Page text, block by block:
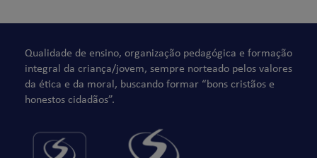
Qualidade de ensino, organização pedagógica e formação
integral da criança/jovem, sempre norteado pelos valores
da ética e da moral, buscando formar “bons cristãos e
honestos cidadãos”.